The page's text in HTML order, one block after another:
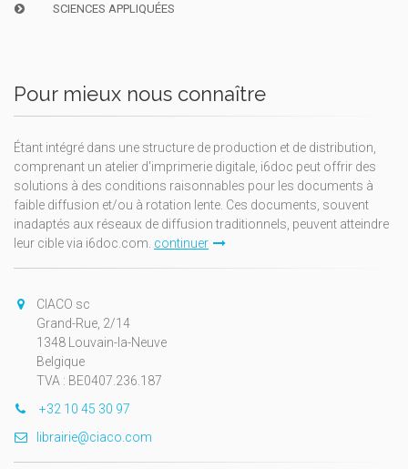
SCIENCES APPLIQUÉES
Pour mieux nous connaître
Étant intégré dans une structure de production et de distribution,
comprenant un atelier d'imprimerie digitale, i6doc peut offrir des
solutions à des conditions raisonnables pour les documents à
faible diffusion et/ou à rotation lente. Ces documents, souvent
inadaptés aux réseaux de diffusion traditionnels, peuvent atteindre
leur cible via i6doc.com. continuer
CIACO sc
Grand-Rue, 2/14
1348 Louvain-la-Neuve
Belgique
TVA : BE0407.236.187
+32 10 45 30 97
librairie@ciaco.com